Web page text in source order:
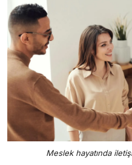
Meslek hayatında